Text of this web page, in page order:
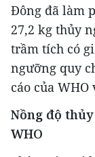
Đông đã làm
27,2 kg thủy
trầm tích có
ngưỡng quy
cáo của WHO
Nồng độ
WHO